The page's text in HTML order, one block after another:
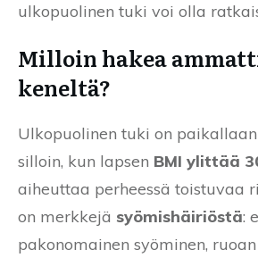
ulkopuolinen tuki voi olla
Milloin hakea
keneltä?
Ulkopuolinen tuki on
silloin, kun lapsen BMI ylittää
aiheuttaa perheessä toistuvaa
on merkkejä syömishäiriöstä:
pakonomainen syöminen,